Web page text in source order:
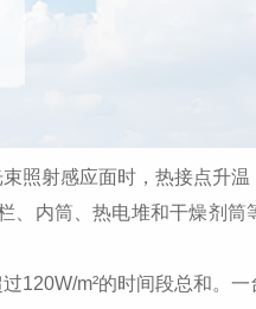
射感应面时，热接点升温
内筒、热电堆和干燥剂筒
m²的时间段总和。一